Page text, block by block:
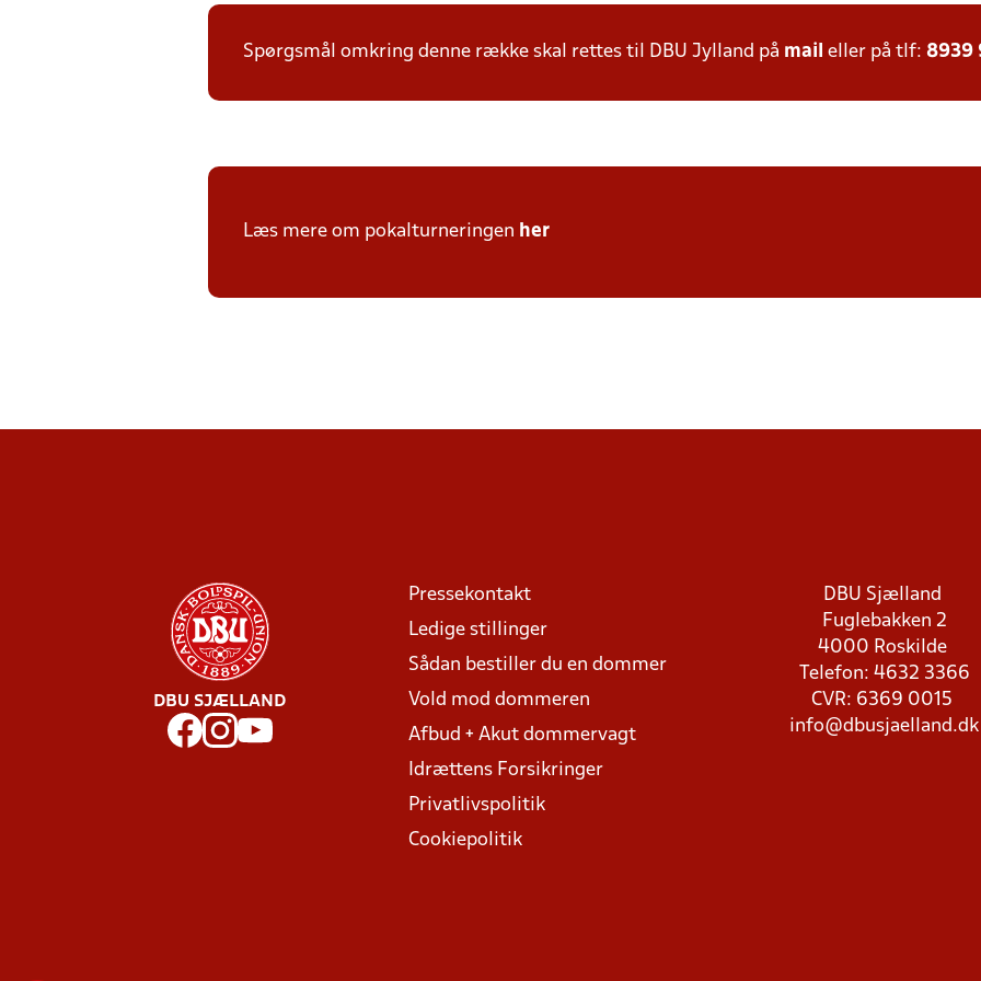
Spørgsmål omkring denne række skal rettes til DBU Jylland på mail eller på tlf: 8939
Læs mere om pokalturneringen her
DBU SJÆLLAND
Pressekontakt
Ledige stillinger
Sådan bestiller du en dommer
Vold mod dommeren
Afbud + Akut dommervagt
Idrættens Forsikringer
Privatlivspolitik
Cookiepolitik
DBU Sjælland
Fuglebakken 2
4000 Roskilde
Telefon: 4632 3366
CVR: 6369 0015
info@dbusjaelland.dk